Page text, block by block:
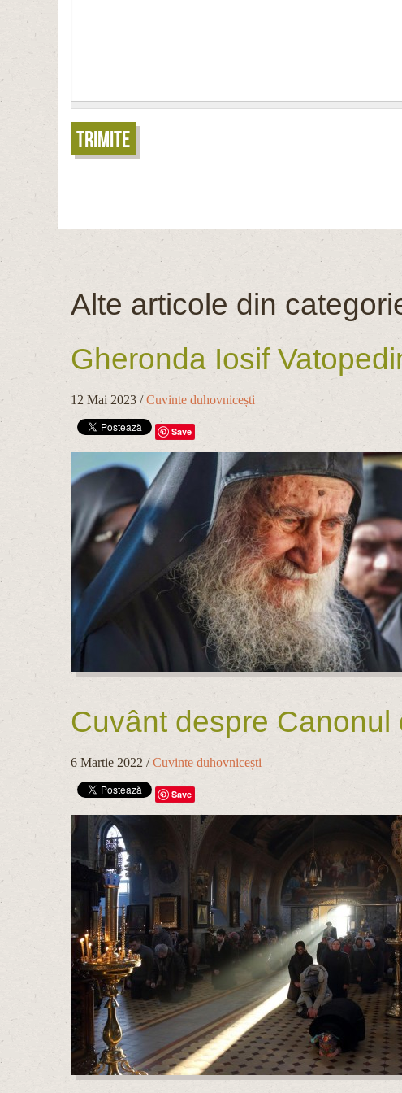
Trimite
Alte articole din
Gheronda Iosif
12 Mai 2023 /Cuvinte duhovnicești
Save
Cuvânt despre
6 Martie 2022 /Cuvinte duhovnicești
Save